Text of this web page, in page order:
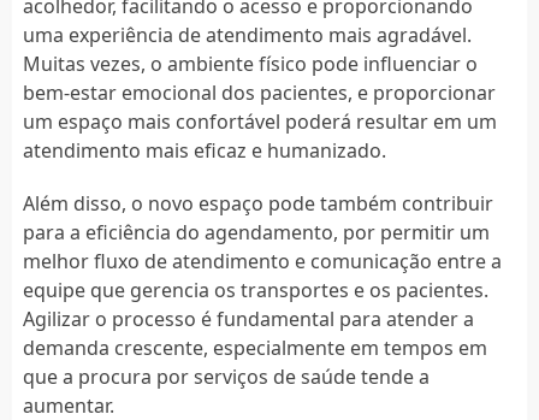
acolhedor, facilitando o acesso e proporcionando
uma experiência de atendimento mais agradável.
Muitas vezes, o ambiente físico pode influenciar o
bem-estar emocional dos pacientes, e proporcionar
um espaço mais confortável poderá resultar em um
atendimento mais eficaz e humanizado.
Além disso, o novo espaço pode também contribuir
para a eficiência do agendamento, por permitir um
melhor fluxo de atendimento e comunicação entre a
equipe que gerencia os transportes e os pacientes.
Agilizar o processo é fundamental para atender a
demanda crescente, especialmente em tempos em
que a procura por serviços de saúde tende a
aumentar.